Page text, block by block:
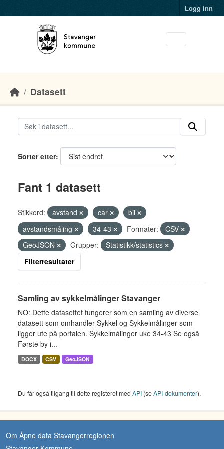
Logg inn
Datasett
Sorter etter
Fant 1 datasett
Stikkord: avstand car
bil
avstandsmåling
34-43 Formater:
CSV
GeoJSON
Grupper:
Statistikk/statistics
Filterresultater
Samling av sykkelmålinger Stavanger
NO: Dette datasettet fungerer som en samling av diverse
datasett som omhandler Sykkel og Sykkelmålinger som
ligger ute på portalen. Sykkelmålinger uke 34-43 Se også
Første by i...
DOCX CSV GeoJSON
Du får også tilgang til dette registeret med API (seAPI-dokumenter).
Om Åpne data Stavangerregionen